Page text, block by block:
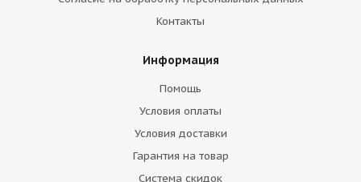
Контакты
Информация
Помощь
Условия оплаты
Условия доставки
Гарантия на товар
Система скидок